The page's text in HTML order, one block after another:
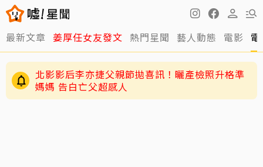
最新文章 姜厚任女友發文 熱門星聞 藝人動態 電影
北影影后李亦捷父親節拋喜訊！曬產檢照升格準
媽媽 告白亡父超感人